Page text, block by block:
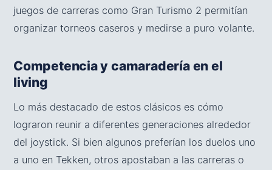
juegos de carreras como Gran Turismo 2 permitían
organizar torneos caseros y medirse a puro volante.
Competencia y camaradería en el
living
Lo más destacado de estos clásicos es cómo
lograron reunir a diferentes generaciones alrededor
del joystick. Si bien algunos preferían los duelos uno
a uno en Tekken, otros apostaban a las carreras o